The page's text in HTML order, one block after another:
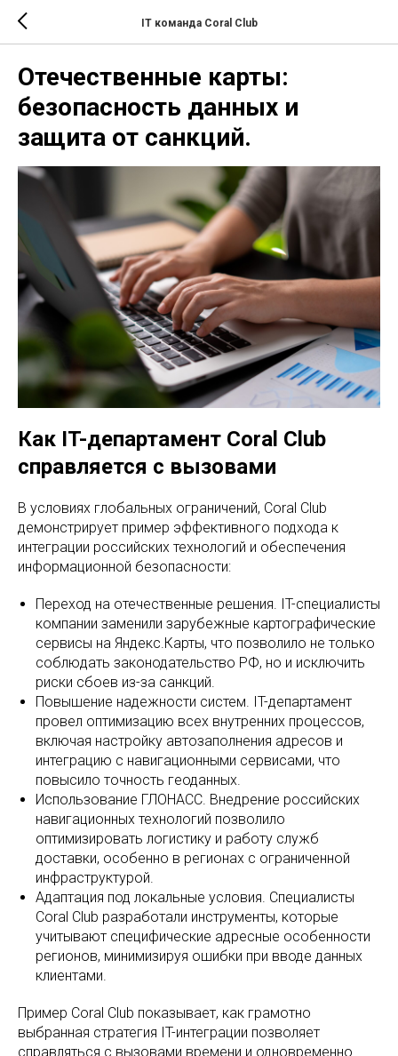
IT команда Coral Club
Отечественные карты:
безопасность данных и
защита от санкций.
Как IT-департамент Coral Club
справляется с вызовами
В условиях глобальных ограничений, Coral Club
демонстрирует пример эффективного подхода к
интеграции российских технологий и обеспечения
информационной безопасности:
Переход на отечественные решения. IT-специалисты
компании заменили зарубежные картографические
сервисы на Яндекс.Карты, что позволило не только
соблюдать законодательство РФ, но и исключить
риски сбоев из-за санкций.
Повышение надежности систем. IT-департамент
провел оптимизацию всех внутренних процессов,
включая настройку автозаполнения адресов и
интеграцию с навигационными сервисами, что
повысило точность геоданных.
Использование ГЛОНАСС. Внедрение российских
навигационных технологий позволило
оптимизировать логистику и работу служб
доставки, особенно в регионах с ограниченной
инфраструктурой.
Адаптация под локальные условия. Специалисты
Coral Club разработали инструменты, которые
учитывают специфические адресные особенности
регионов, минимизируя ошибки при вводе данных
клиентами.
Пример Coral Club показывает, как грамотно
выбранная стратегия IT-интеграции позволяет
справляться с вызовами времени и одновременно